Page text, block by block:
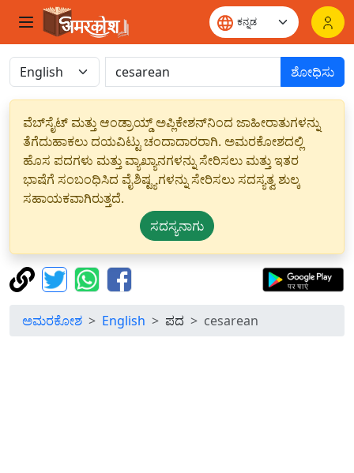
ಶೋಧಿಸು
ವೆಬ್‌ಸೈಟ್ ಮತ್ತು ಆಂಡ್ರಾಯ್ಡ್ ಅಪ್ಲಿಕೇಶನ್‌ನಿಂದ ಜಾಹೀರಾತುಗಳನ್ನು
ತೆಗೆದುಹಾಕಲು ದಯವಿಟ್ಟು ಚಂದಾದಾರರಾಗಿ. ಅಮರಕೋಶದಲ್ಲಿ
ಹೊಸ ಪದಗಳು ಮತ್ತು ವ್ಯಾಖ್ಯಾನಗಳನ್ನು ಸೇರಿಸಲು ಮತ್ತು ಇತರ
ಭಾಷೆಗೆ ಸಂಬಂಧಿಸಿದ ವೈಶಿಷ್ಟ್ಯಗಳನ್ನು ಸೇರಿಸಲು ಸದಸ್ಯತ್ವ ಶುಲ್ಕ
ಸಹಾಯಕವಾಗಿರುತ್ತದೆ.
ಸದಸ್ಯನಾಗು
ಅಮರಕೋಶ English ಪದ cesarean